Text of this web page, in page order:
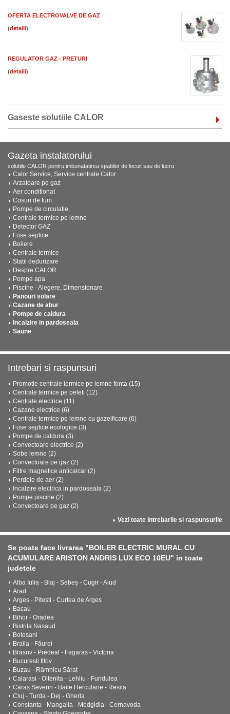
OFERTA ELECTROVALVE DE GAZ
( )
REGULATOR GAZ - PRETURI
( )
Gaseste solutiile CALOR
Gazeta instalatorului
solutiile CALOR pentru imbunatatirea spatiilor de locuit sau de lucru
Calor Service, Service centrale Calor
Arzatoare pe gaz
Aer conditionat
Cosuri de fum
Pompe de circulatie
Centrale termice pe lemne
Detector GAZ
Fose septice
Boilere
Centrale termice
Statii dedurizare
Despre CALOR
Pompe apa
Piscine - Alegere, Dimensionare
Panouri solare
Cazane de abur
Pompe de caldura
Incalzire in pardoseala
Saune
Intrebari si raspunsuri
Promotie centrale termice pe lemne fonta (15)
Centrale termice pe peleti (12)
Centrale electrice (11)
Cazane electrice (6)
Centrale termice pe lemne cu gazeificare (6)
Fose septice ecologice (3)
Pompe de caldura (3)
Convectoare electrice (2)
Sobe lemne (2)
Convectoare pe gaz (2)
Filtre magnetice anticalcar (2)
Perdele de aer (2)
Incalzire electrica in pardoseala (2)
Pompe piscine (2)
Convectoare pe gaz (2)
Vezi toate intrebarile si raspunsurile
Se poate face livrarea "BOILER ELECTRIC MURAL CU
ACUMULARE ARISTON ANDRIS LUX ECO 10EU" in toate
judetele
Alba Iulia - Blaj - Sebeș - Cugir - Aiud
Arad
Arges - Pitesti - Curtea de Arges
Bacau
Bihor - Oradea
Bistrita Nasaud
Botosani
Braila - Făurei
Brasov - Predeal - Fagaras - Victoria
Bucuresti Ilfov
Buzau - Râmnicu Sărat
Calarasi - Oltenita - Lehliu - Fundulea
Caras Severin - Baile Herculane - Resita
Cluj - Turda - Dej - Gherla
Constanta - Mangalia - Medgidia - Cernavoda